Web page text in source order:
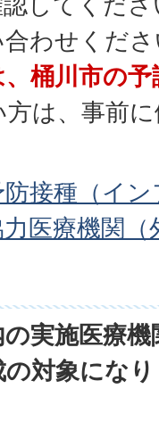
わせくだ
桶川市の
は、事前
接種（イ
医療機関（
実施医療
対象にな